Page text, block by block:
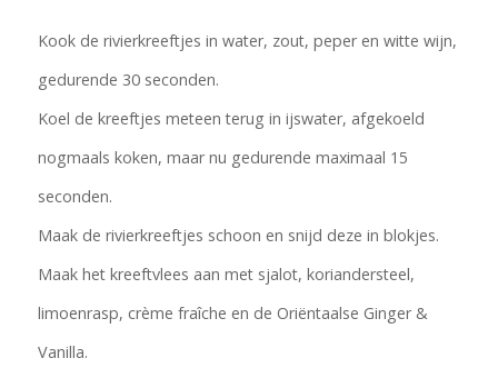
Kook de rivierkreeftjes in water, zout, peper en witte wijn,
gedurende 30 seconden.
Koel de kreeftjes meteen terug in ijswater, afgekoeld
nogmaals koken, maar nu gedurende maximaal 15
seconden.
Maak de rivierkreeftjes schoon en snijd deze in blokjes.
Maak het kreeftvlees aan met sjalot, koriandersteel,
limoenrasp, crème fraîche en de Oriëntaalse Ginger &
Vanilla.